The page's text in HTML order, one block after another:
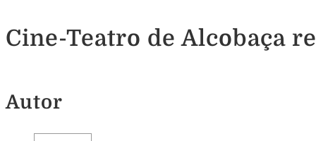
Cine-Teatro de Alcobaça
Autor